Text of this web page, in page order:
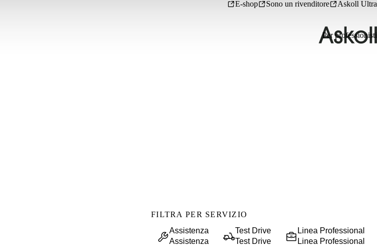
E-shop Sono un rivenditore Askoll Ultra
Per professionisti
FILTRA PER SERVIZIO
Assistenza
Assistenza
Test Drive
Test Drive
Linea Professional
Linea Professional